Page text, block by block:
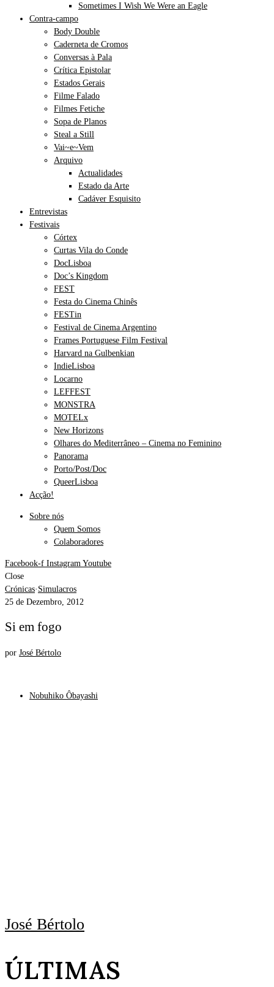
Sometimes I Wish We Were an Eagle
Contra-campo
Body Double
Caderneta de Cromos
Conversas à Pala
Crítica Epistolar
Estados Gerais
Filme Falado
Filmes Fetiche
Sopa de Planos
Steal a Still
Vai~e~Vem
Arquivo
Actualidades
Estado da Arte
Cadáver Esquisito
Entrevistas
Festivais
Córtex
Curtas Vila do Conde
DocLisboa
Doc’s Kingdom
FEST
Festa do Cinema Chinês
FESTin
Festival de Cinema Argentino
Frames Portuguese Film Festival
Harvard na Gulbenkian
IndieLisboa
Locarno
LEFFEST
MONSTRA
MOTELx
New Horizons
Olhares do Mediterrâneo – Cinema no Feminino
Panorama
Porto/Post/Doc
QueerLisboa
Acção!
Sobre nós
Quem Somos
Colaboradores
Facebook-f Instagram Youtube
Close
Crónicas· Simulacros
25 de Dezembro, 2012
Si em fogo
por José Bértolo
Nobuhiko Ôbayashi
José Bértolo
ÚLTIMAS